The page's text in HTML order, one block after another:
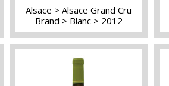
Alsace
Alsace Grand Cru
Brand
Blanc 2012